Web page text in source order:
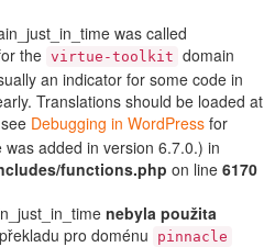
was called
the virtue-toolkit domain
an indicator for some code in
Translations should be loaded at
Debugging in WordPress for
added in version 6.7.0.) in
functions.php on line 6170
nebyla použita
pro doménu pinnacle